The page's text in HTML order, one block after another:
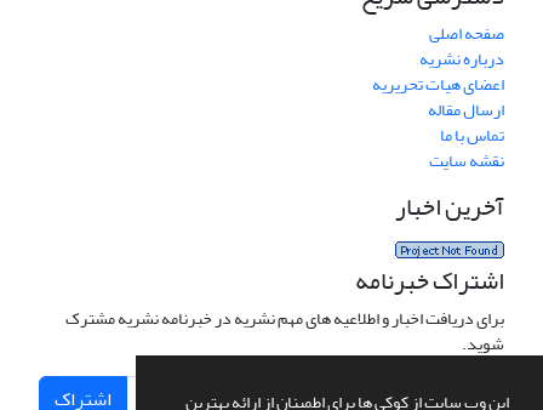
این وب سایت از کوکی ها برای اطمینان از ارائه بهترین
صفحه اصلی
درباره نشریه
اعضای هیات تحریریه
ارسال مقاله
تماس با ما
نقشه سایت
آخرین اخبار
اشتراک خبرنامه
برای دریافت اخبار و اطلاعیه های مهم نشریه در خبرنامه نشریه مشترک
شوید.
اشتراک